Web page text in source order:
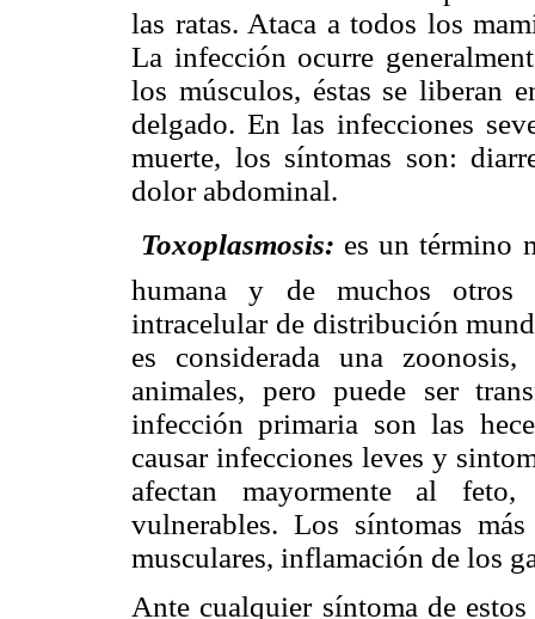
las ratas. Ataca a todos los
La infección ocurre
los músculos, éstas se liberan
delgado. En las infecciones
muerte, los síntomas son:
dolor abdominal.
Toxoplasmosis: es un término
humana y de muchos otros
intracelular de distribución
es considerada una
animales, pero puede ser
infección primaria son las
causar infecciones leves y
afectan mayormente al
vulnerables. Los síntomas
musculares, inflamación de los
Ante cualquier síntoma de